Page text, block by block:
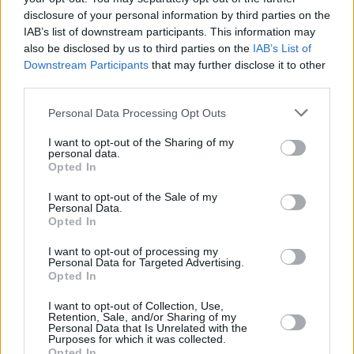
disclosure of your personal information by third parties on the
IAB’s list of downstream participants. This information may
also be disclosed by us to third parties on the IAB’s List of
Downstream Participants that may further disclose it to other
Personal Data Processing Opt Outs
I want to opt-out of the Sharing of my
personal data.
Opted In
I want to opt-out of the Sale of my
Personal Data.
Opted In
I want to opt-out of processing my
Personal Data for Targeted Advertising.
Opted In
I want to opt-out of Collection, Use,
Retention, Sale, and/or Sharing of my
Personal Data that Is Unrelated with the
Purposes for which it was collected.
kapsułę Dragon. Taka była jego
pierwsza reakcja
13 lipca 2025, 17:50